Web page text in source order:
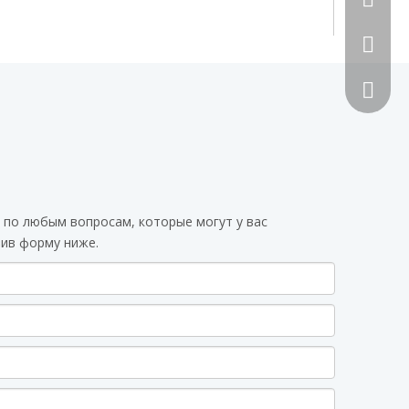
любым вопросам, которые могут у вас
форму ниже.